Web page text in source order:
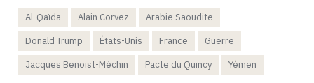
Al-Qaïda Alain Corvez
Arabie Saoudite
Donald Trump
États-Unis France
Guerre
Jacques Benoist-Méchin
Pacte du Quincy Yémen